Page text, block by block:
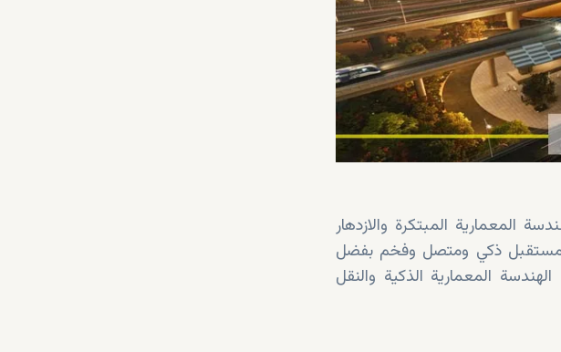
المعمارية المبتكرة والازدهار
ذكي ومتصل وفخم بفضل
المعمارية الذكية والنقل